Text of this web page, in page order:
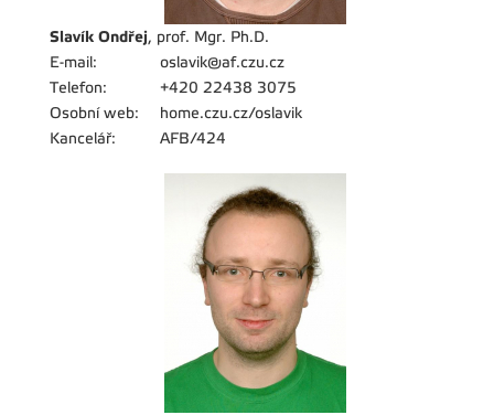
Slavík Ondřej, prof. Mgr. Ph.D.
E-mail:
oslavik@af.czu.cz
Telefon:
+420 22438 3075
Osobní web:
home.czu.cz/oslavik
Kancelář:
AFB/424